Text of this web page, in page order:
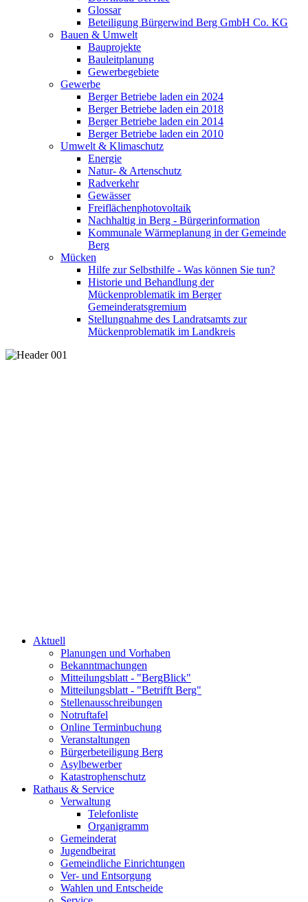
Glossar
Beteiligung Bürgerwind Berg GmbH Co. KG
Bauen & Umwelt
Bauprojekte
Bauleitplanung
Gewerbegebiete
Gewerbe
Berger Betriebe laden ein 2024
Berger Betriebe laden ein 2018
Berger Betriebe laden ein 2014
Berger Betriebe laden ein 2010
Umwelt & Klimaschutz
Energie
Natur- & Artenschutz
Radverkehr
Gewässer
Freiflächenphotovoltaik
Nachhaltig in Berg - Bürgerinformation
Kommunale Wärmeplanung in der Gemeinde
Berg
Mücken
Hilfe zur Selbsthilfe - Was können Sie tun?
Historie und Behandlung der
Mückenproblematik im Berger
Gemeinderatsgremium
Stellungnahme des Landratsamts zur
Mückenproblematik im Landkreis
Aktuell
Planungen und Vorhaben
Bekanntmachungen
Mitteilungsblatt - "BergBlick"
Mitteilungsblatt - "Betrifft Berg"
Stellenausschreibungen
Notruftafel
Online Terminbuchung
Veranstaltungen
Bürgerbeteiligung Berg
Asylbewerber
Katastrophenschutz
Rathaus & Service
Verwaltung
Telefonliste
Organigramm
Gemeinderat
Jugendbeirat
Gemeindliche Einrichtungen
Ver- und Entsorgung
Wahlen und Entscheide